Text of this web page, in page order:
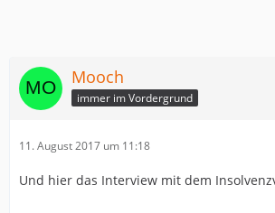
Mooch
immer im Vordergrund
11. August 2017 um 11:18
Und hier das Interview mit dem